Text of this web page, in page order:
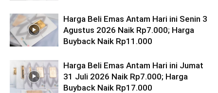
Harga Beli Emas Antam Hari ini Senin 3
Agustus 2026 Naik Rp7.000; Harga
Buyback Naik Rp11.000
Harga Beli Emas Antam Hari ini Jumat
31 Juli 2026 Naik Rp7.000; Harga
Buyback Naik Rp17.000